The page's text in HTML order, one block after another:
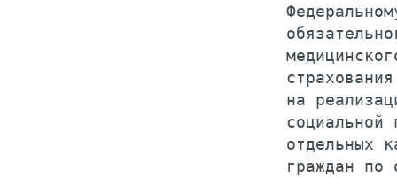
                            страхования
на
социальной
отдельных
граждан по